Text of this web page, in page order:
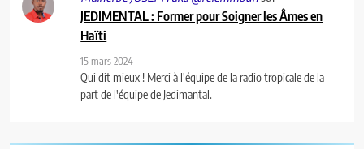
JEDIMENTAL : Former pour Soigner les Âmes en
Haïti
15 mars 2024
Qui dit mieux ! Merci à l'équipe de la radio tropicale de la
part de l'équipe de Jedimantal.